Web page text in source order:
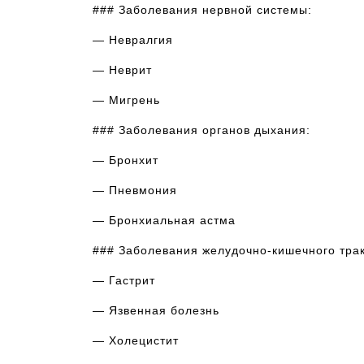
### Заболевания нервной системы:
— Невралгия
— Неврит
— Мигрень
### Заболевания органов дыхания:
— Бронхит
— Пневмония
— Бронхиальная астма
### Заболевания желудочно-кишечного
— Гастрит
— Язвенная болезнь
— Холецистит